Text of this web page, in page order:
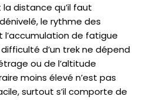
distance qu’il faut
le rythme des
de fatigue
difficulté d’un trek ne dépend
ou de l’altitude
moins élevé n’est pas
surtout s’il comporte de